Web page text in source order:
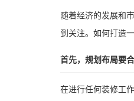
随着经济的发展和
到关注。如何打造
首先，规划布局要
在进行任何装修工